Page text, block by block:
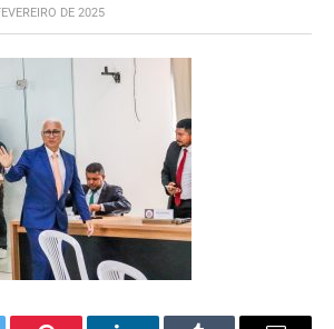
DE 2025